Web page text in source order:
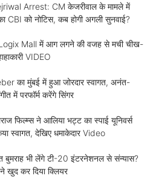
Arrest: CM केजरीवाल के मामले में
CBI को नोटिस, कब होगी अगली सुनवाई?
Mall में आग लगने की वजह से मची चीख-
VIDEO
का मुंबई में हुआ जोरदार स्वागत, अनंत-
में परफॉर्म करेंगे सिंगर
फिल्म्स ने आलिया भट्ट का स्पाई यूनिवर्स
स्वागत, देखिए धमाकेदार Video
बुमराह भी लेंगे टी-20 इंटरनेशनल से संन्यास?
खुद कर दिया क्लियर